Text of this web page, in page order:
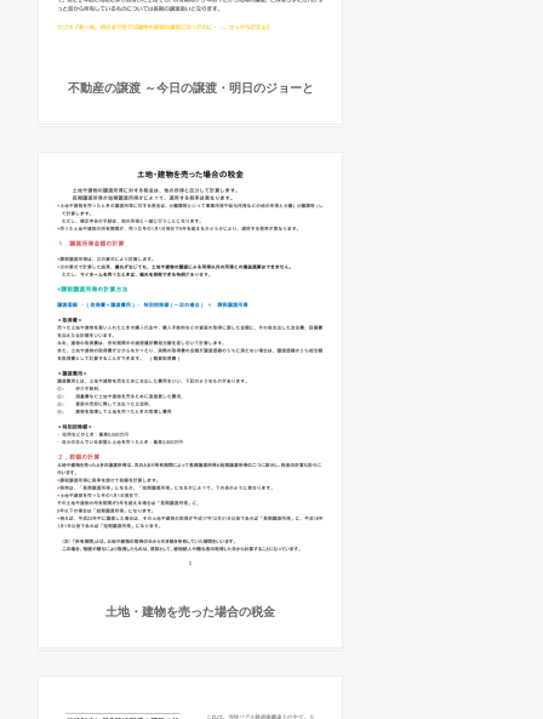
不動産の譲渡 ～今日の譲渡・明日のジョーと
土地・建物を売った場合の税金